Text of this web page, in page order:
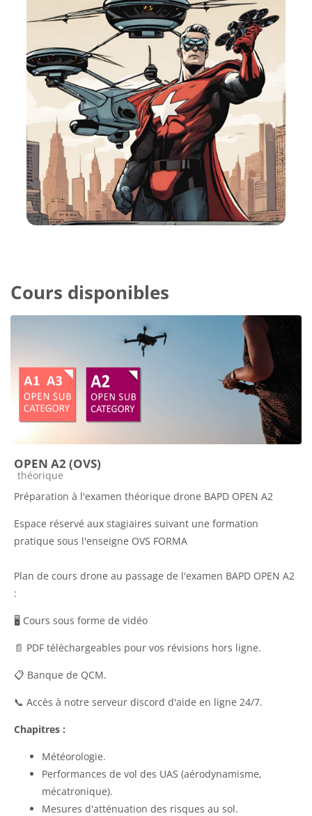
Cours disponibles
OPEN A2 (OVS)
Catégorie de cours
théorique
Préparation à l'examen théorique drone BAPD OPEN A2
Espace réservé aux stagiaires suivant une formation
pratique sous l'enseigne OVS FORMA
Plan de cours drone au passage de l'examen BAPD OPEN A2
:
🖥️ Cours sous forme de vidéo
📄 PDF téléchargeables pour vos révisions hors ligne.
📋 Banque de QCM.
📞 Accès à notre serveur discord d'aide en ligne 24/7.
Chapitres :
Météorologie.
Performances de vol des UAS (aérodynamisme,
mécatronique).
Mesures d'atténuation des risques au sol.